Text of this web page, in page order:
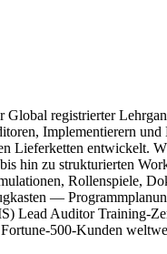
registrierter
Implementierern
entwickelt.
hin zu strukturierten
Rollenspiele,
—
Lead Auditor Training-
500-Kunden